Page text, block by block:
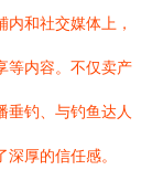
内和社交媒体上，
等内容。不仅卖产
垂钓、与钓鱼达人
厚的信任感。